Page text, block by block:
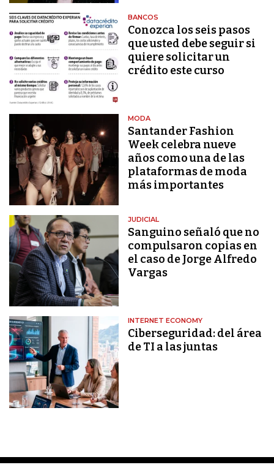
BANCOS
Conozca los seis pasos
que usted debe seguir si
quiere solicitar un
crédito este curso
MODA
Santander Fashion
Week celebra nueve
años como una de las
plataformas de moda
más importantes
JUDICIAL
Sanguino señaló que no
compulsaron copias en
el caso de Jorge Alfredo
Vargas
INTERNET ECONOMY
Ciberseguridad: del área
de TI a las juntas